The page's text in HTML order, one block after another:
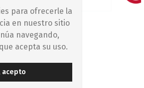
S.A.
para ofrecerle la
en nuestro sitio
navegando,
acepta su uso.
acepto